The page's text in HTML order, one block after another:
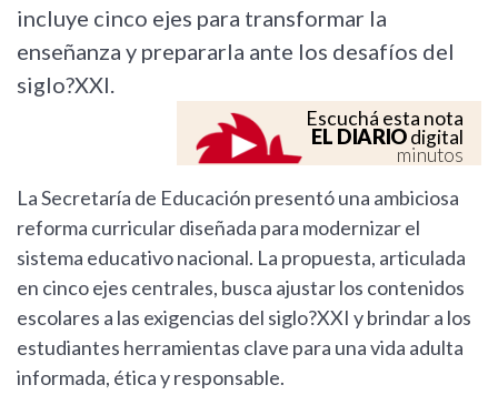
incluye cinco ejes para transformar la
enseñanza y prepararla ante los desafíos del
siglo?XXI.
Escuchá esta nota
EL DIARIOdigital
minutos
La Secretaría de Educación presentó una ambiciosa
reforma curricular diseñada para modernizar el
sistema educativo nacional. La propuesta, articulada
en cinco ejes centrales, busca ajustar los contenidos
escolares a las exigencias del siglo?XXI y brindar a los
estudiantes herramientas clave para una vida adulta
informada, ética y responsable.